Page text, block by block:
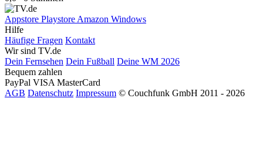
Appstore Playstore Amazon Windows
Hilfe
Häufige Fragen Kontakt
Wir sind TV.de
Dein Fernsehen Dein Fußball Deine WM 2026
Bequem zahlen
PayPal VISA MasterCard
AGB Datenschutz Impressum © Couchfunk GmbH 2011 - 2026